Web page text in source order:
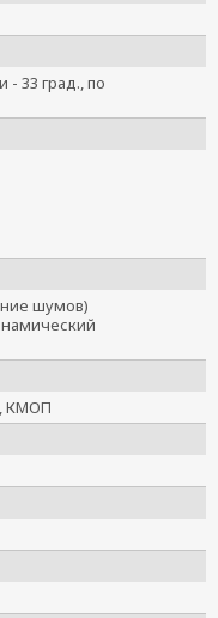
- 33 град., по
шумов)
КМОП